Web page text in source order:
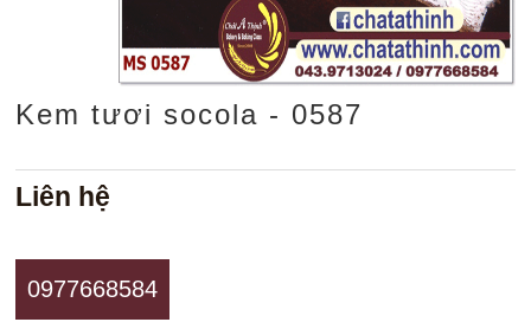
Kem tươi socola - 0587
Liên hệ
0977668584